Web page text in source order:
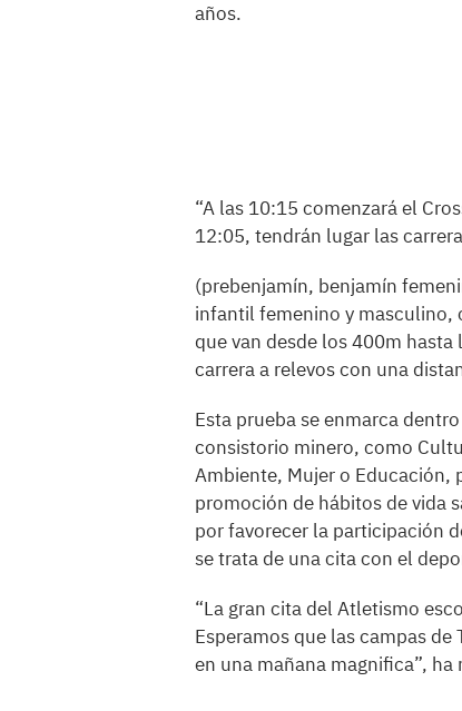
años.
“A las 10:15 comenzará el
12:05, tendrán lugar las
(prebenjamín, benjamín
infantil femenino y masculino,
que van desde los 400m
carrera a relevos con una
Esta prueba se enmarca
consistorio minero, como
Ambiente, Mujer o Educación,
promoción de hábitos de vida
por favorecer la participación
se trata de una cita con el
“La gran cita del Atletismo
Esperamos que las campas
en una mañana magnifica”,